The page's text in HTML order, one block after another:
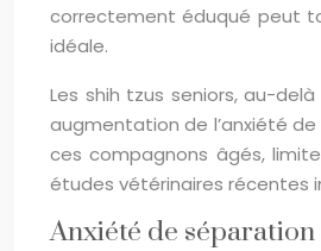
correctement éduqué peut
idéale.
Les shih tzus seniors, au-
augmentation de l’anxiété
ces compagnons âgés,
études vétérinaires récentes
Anxiété de